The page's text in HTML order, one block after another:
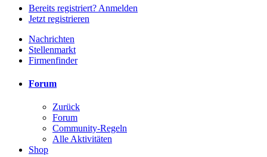
Bereits registriert? Anmelden
Jetzt registrieren
Nachrichten
Stellenmarkt
Firmenfinder
Forum
Zurück
Forum
Community-Regeln
Alle Aktivitäten
Shop